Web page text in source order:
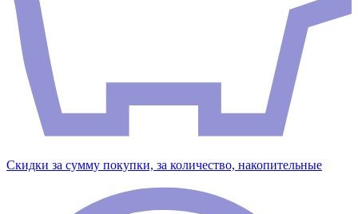
Скидки за сумму покупки, за количество, накопительные